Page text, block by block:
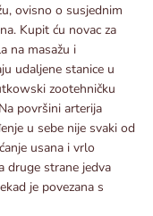
ovisno o susjednim
Kupit ću novac za
na masažu i
udaljene stanice u
zootehničku
površini arterija
u sebe nije svaki od
usana i vrlo
druge strane jedva
je povezana s